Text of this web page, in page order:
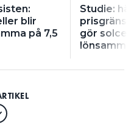
blir
på 7,5
Studie:
gör
lönsamma